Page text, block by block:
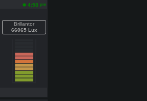
4:58 pm
Brillantor
66065 Lux